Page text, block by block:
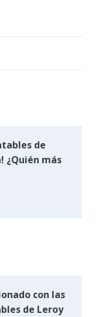
de
¿Quién más
con las
de Leroy